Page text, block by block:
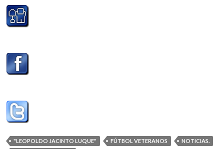
"LEOPOLDO JACINTO LUQUE" FÚTBOL VETERANOS
NOTICIAS.